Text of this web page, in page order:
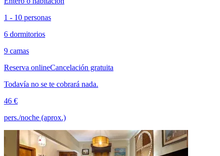
1 - 10 personas
6 dormitorios
9 camas
Reserva onlineCancelación gratuita
Todavía no se te cobrará nada.
46 €
pers./noche (aprox.)